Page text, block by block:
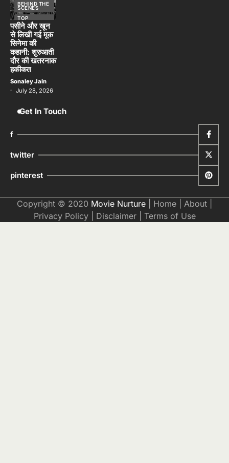
BEHIND THE
SCENES
TOP
STORIES
पसीने और खून
से लिखी गई मूक
सिनेमा की
कहानी: शुरुआती
दौर की खतरनाक
हकीकत
Sonaley Jain
July 28, 2026
Get In Touch
f
twitter
pinterest
Copyright © 2020 Movie Nurture Home About
Privacy Policy| Disclaimer| Terms of Use